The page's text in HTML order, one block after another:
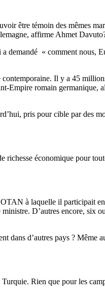
être témoin des mêmes
affirme Ahmet
demandé « comment nous,
contemporaine. Il y a 45
Empire romain germanique,
pris pour cible par des
économique pour
à laquelle il participait
D’autres encore, six
dans d’autres pays ? Même
Rien que pour les